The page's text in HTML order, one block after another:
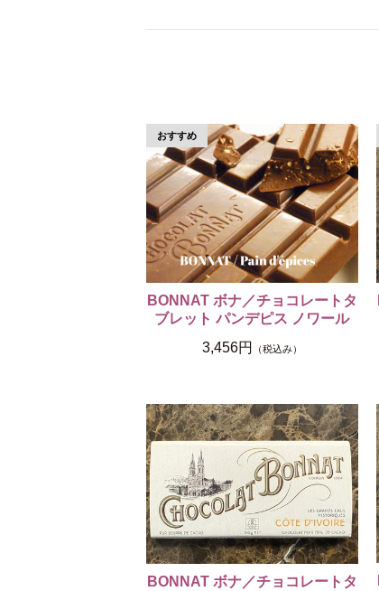
BONNAT ボナ／チョコレートタ
ブレット パンデピス ノワール
3,456円
（税込み）
BONNAT ボナ／チョコレートタ